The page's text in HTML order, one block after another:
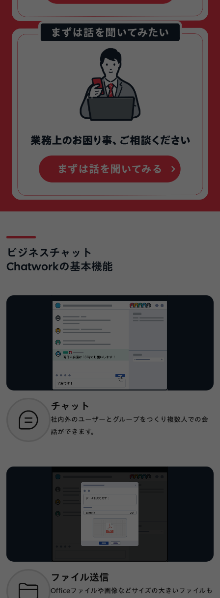
ビジネスチャット
Chatworkの基本機能
チャット
社内外のユーザーとグループをつくり複数人での会
話ができます。
ファイル送信
Officeファイルや画像などサイズの大きいファイルも